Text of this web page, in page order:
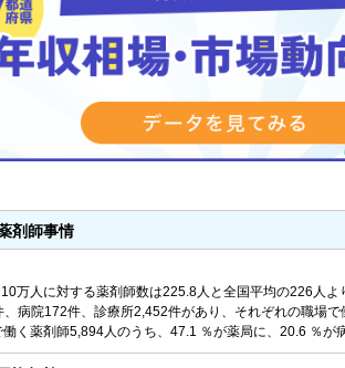
剤師事情
万人に対する薬剤師数は225.8人と全国平均の226人
病院172件、診療所2,452件があり、それぞれの職場
く薬剤師5,894人のうち、47.1 ％が薬局に、20.6 ％が